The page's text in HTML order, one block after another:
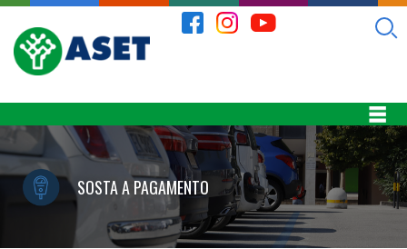
SOSTA A PAGAMENTO